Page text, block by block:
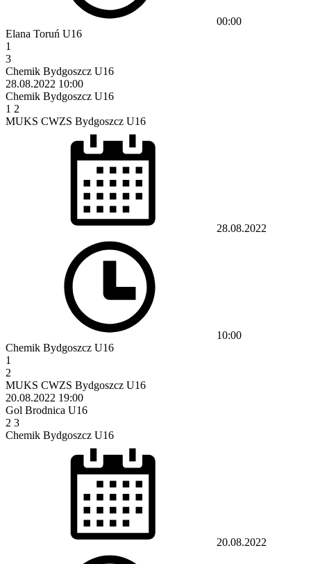
00:00
Elana Toruń U16
1
3
Chemik Bydgoszcz U16
28.08.2022 10:00
Chemik Bydgoszcz U16
1 2
MUKS CWZS Bydgoszcz U16
28.08.2022
10:00
Chemik Bydgoszcz U16
1
2
MUKS CWZS Bydgoszcz U16
20.08.2022 19:00
Gol Brodnica U16
2 3
Chemik Bydgoszcz U16
20.08.2022